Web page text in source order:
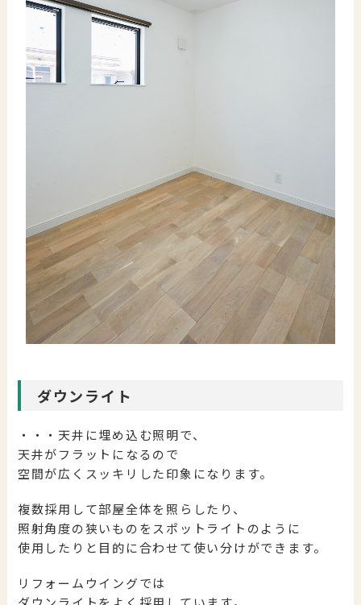
ダウンライト
・・・天井に埋め込む照明で、
天井がフラットになるので
空間が広くスッキリした印象になります。
複数採用して部屋全体を照らしたり、
照射角度の狭いものをスポットライトのように
使用したりと目的に合わせて使い分けができます。
リフォームウイングでは